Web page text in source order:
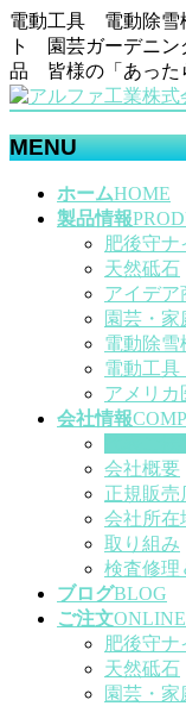
電動工具 電動除
ト 園芸ガーデニ
品 皆様の「あった
MENU
ホームHOME
製品情報
肥後守ナ
天然砥石
アイデア
園芸・
電動除雪
電動工具
アメリカ
会社情報
会社概要
正規販売
会社所在
取り組み
検査修理
ブログBLOG
ご注文
肥後守ナ
天然砥石
園芸・